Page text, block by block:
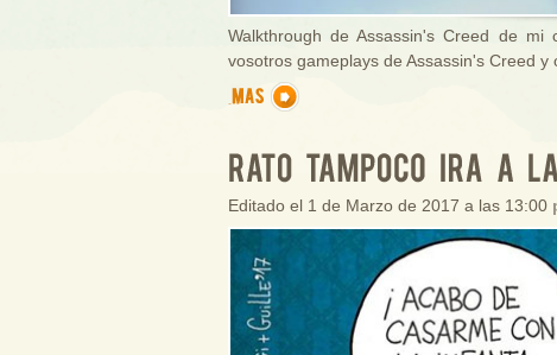
Walkthrough de Assassin's Creed de
vosotros gameplays de Assassin's Creed y
Editado el 1 de Marzo de 2017 a las 13:00